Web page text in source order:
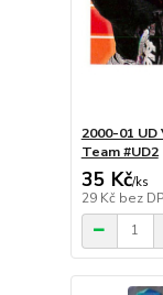
2000-01
Team #UD2
35 Kč/ks
29 Kč bez